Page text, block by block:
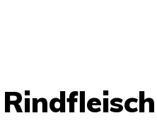
Rindfleisch